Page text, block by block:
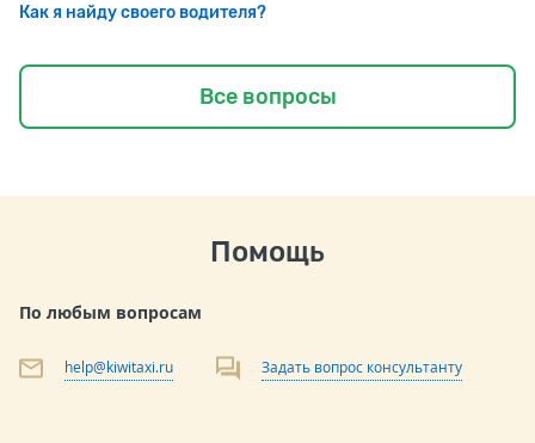
Как я найду своего водителя?
Все вопросы
Помощь
По любым вопросам
help@kiwitaxi.ru Задать вопрос консультанту